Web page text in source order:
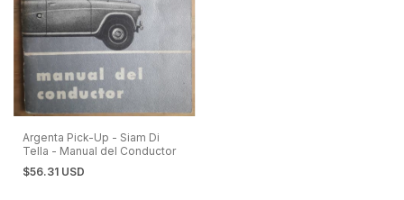
Argenta Pick-Up - Siam Di
Tella - Manual del Conductor
$56.31 USD